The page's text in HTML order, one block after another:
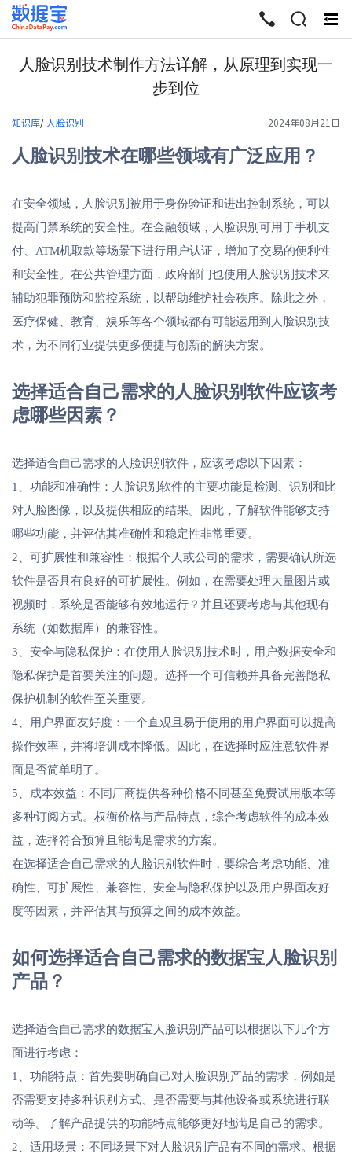
终
起
人脸识别技术制作方法详解，从原理到实现一
步到位
知识库/ 人脸识别 2024年08月21日
人脸识别技术在哪些领域有广泛应用？
在安全领域，人脸识别被用于身份验证和进出控制系统，可以
提高门禁系统的安全性。在金融领域，人脸识别可用于手机支
付、ATM机取款等场景下进行用户认证，增加了交易的便利性
和安全性。在公共管理方面，政府部门也使用人脸识别技术来
辅助犯罪预防和监控系统，以帮助维护社会秩序。除此之外，
医疗保健、教育、娱乐等各个领域都有可能运用到人脸识别技
术，为不同行业提供更多便捷与创新的解决方案。
选择适合自己需求的人脸识别软件应该考
虑哪些因素？
选择适合自己需求的人脸识别软件，应该考虑以下因素：
1、功能和准确性：人脸识别软件的主要功能是检测、识别和比
对人脸图像，以及提供相应的结果。因此，了解软件能够支持
哪些功能，并评估其准确性和稳定性非常重要。
2、可扩展性和兼容性：根据个人或公司的需求，需要确认所选
软件是否具有良好的可扩展性。例如，在需要处理大量图片或
视频时，系统是否能够有效地运行？并且还要考虑与其他现有
系统（如数据库）的兼容性。
3、安全与隐私保护：在使用人脸识别技术时，用户数据安全和
隐私保护是首要关注的问题。选择一个可信赖并具备完善隐私
保护机制的软件至关重要。
4、用户界面友好度：一个直观且易于使用的用户界面可以提高
操作效率，并将培训成本降低。因此，在选择时应注意软件界
面是否简单明了。
5、成本效益：不同厂商提供各种价格不同甚至免费试用版本等
多种订阅方式。权衡价格与产品特点，综合考虑软件的成本效
益，选择符合预算且能满足需求的方案。
在选择适合自己需求的人脸识别软件时，要综合考虑功能、准
确性、可扩展性、兼容性、安全与隐私保护以及用户界面友好
度等因素，并评估其与预算之间的成本效益。
如何选择适合自己需求的数据宝人脸识别
产品？
选择适合自己需求的数据宝人脸识别产品可以根据以下几个方
面进行考虑：
1、功能特点：首先要明确自己对人脸识别产品的需求，例如是
否需要支持多种识别方式、是否需要与其他设备或系统进行联
动等。了解产品提供的功能特点能够更好地满足自己的需求。
2、适用场景：不同场景下对人脸识别产品有不同的需求。根据